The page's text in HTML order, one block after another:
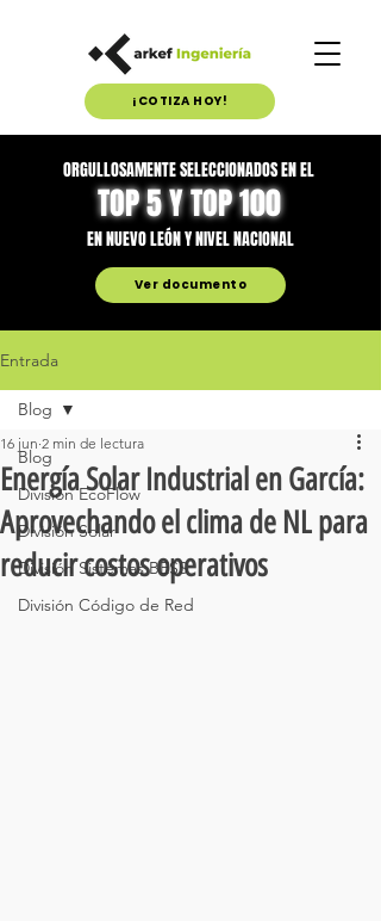
¡COTIZA HOY!
ORGULLOSAMENTE SELECCIONADOS EN EL
TOP 5 Y TOP 100
EN NUEVO LEÓN Y NIVEL NACIONAL
Ver documento
Entrada
Blog
División EcoFlow
División Solar
División Sistemas BESS
División Código de Red
Blog
Energía Solar Industrial en García:
Aprovechando el clima de NL para
reducir costos operativos
16 jun 2 min de lectura